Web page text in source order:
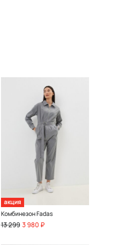
акция
Комбинезон Fadas
13 299 3 980 ₽